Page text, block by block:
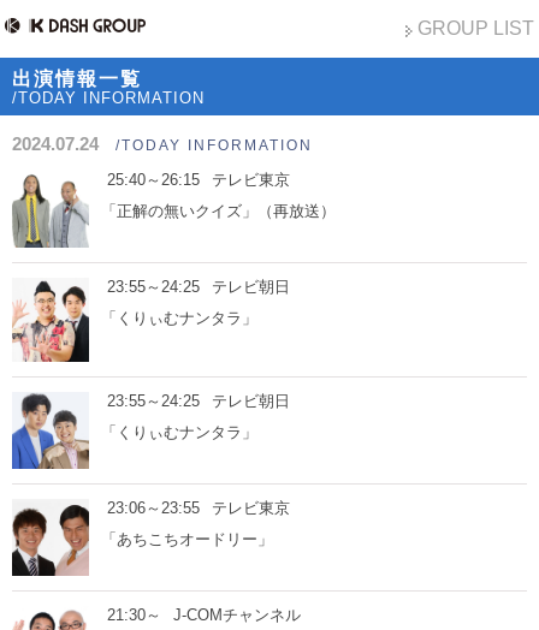
GROUP LIST
出演情報一覧
/TODAY INFORMATION
2024.07.24 /TODAY INFORMATION
25:40～26:15
テレビ東京
「正解の無いクイズ」（再放送）
23:55～24:25
テレビ朝日
「くりぃむナンタラ」
23:55～24:25
テレビ朝日
「くりぃむナンタラ」
23:06～23:55
テレビ東京
「あちこちオードリー」
21:30～
J-COMチャンネル